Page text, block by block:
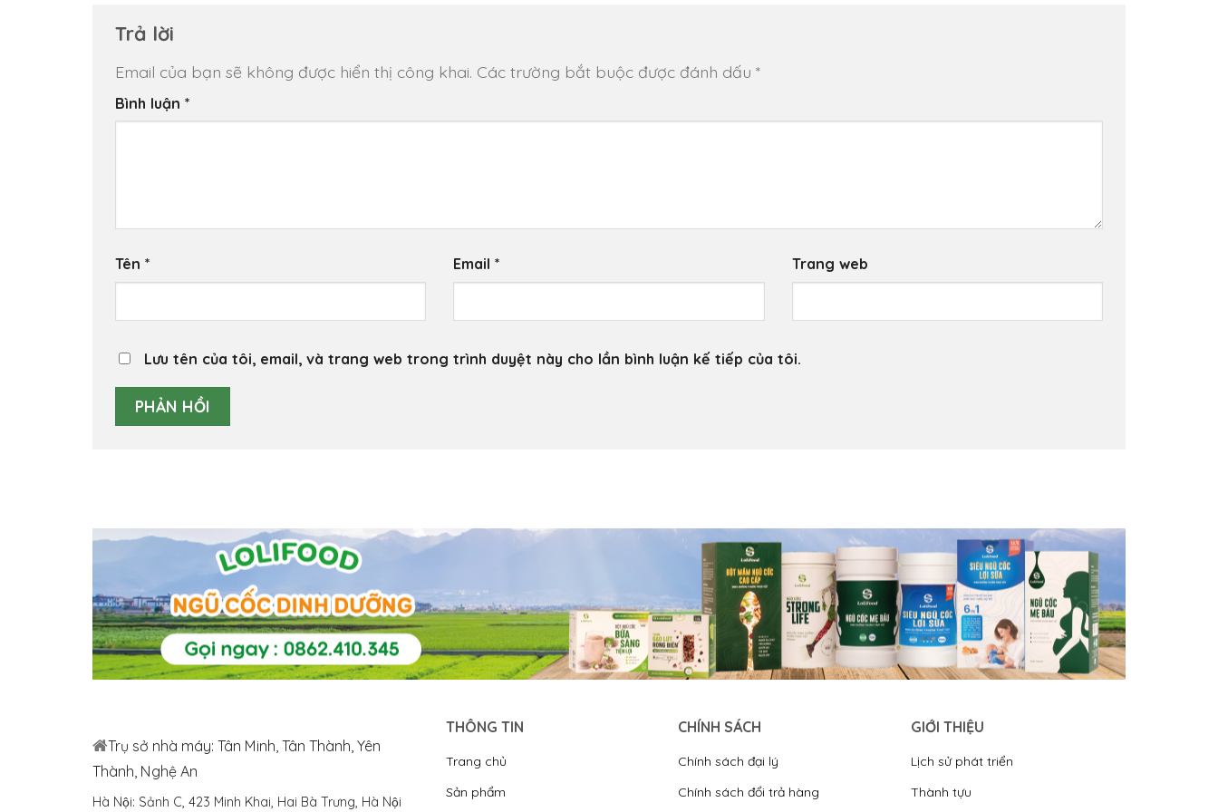
Trả lời
Email của bạn sẽ không được hiển thị công khai. Các trường bắt buộc được đánh dấu *
Bình luận *
Tên * Email* Trang web
Lưu tên của tôi, email, và trang web trong trình duyệt này cho lần bình luận kế tiếp của tôi.
Trụ sở nhà máy: Tân Minh, Tân Thành, Yên
Thành, Nghệ An
Hà Nội: Sảnh C, 423 Minh Khai, Hai Bà Trưng, Hà Nội
THÔNG TIN
Trang chủ
Sản phẩm
CHÍNH SÁCH
Chính sách đại lý
Chính sách đổi trả hàng
GIỚI THIỆU
Lịch sử phát triển
Thành tựu